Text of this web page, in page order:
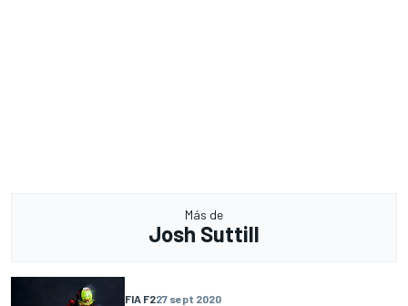
Más de
Josh Suttill
FIA F227 sept 2020